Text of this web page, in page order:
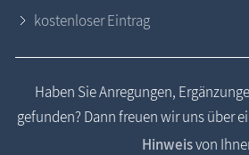
kostenloser Eintrag
Haben Sie Anregungen,
gefunden? Dann freuen wir uns über
Hinweisvon